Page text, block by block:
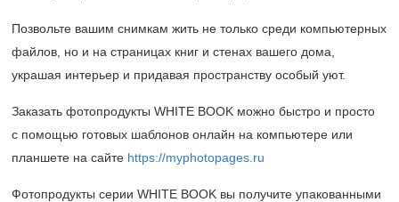
Позвольте вашим снимкам жить не только среди компьютерных
файлов, но и на страницах книг и стенах вашего дома,
украшая интерьер и придавая пространству особый уют.
Заказать фотопродукты WHITE BOOK можно быстро и просто
с помощью готовых шаблонов онлайн на компьютере или
планшете на сайте https://myphotopages.ru
Фотопродукты серии WHITE BOOK вы получите упакованными